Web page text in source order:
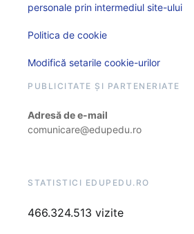
personale prin intermediul site-ului
Politica de cookie
Modifică setarile cookie-urilor
PUBLICITATE ȘI PARTENERIATE
Adresă de e-mail
comunicare@edupedu.ro
STATISTICI EDUPEDU.RO
466.324.513 vizite